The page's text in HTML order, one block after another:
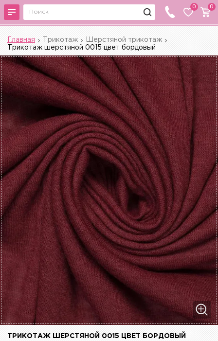
0 0
Главная Трикотаж
Шерстяной трикотаж
Трикотаж шерстяной 0015 цвет бордовый
ТРИКОТАЖ ШЕРСТЯНОЙ 0015 ЦВЕТ БОРДОВЫЙ